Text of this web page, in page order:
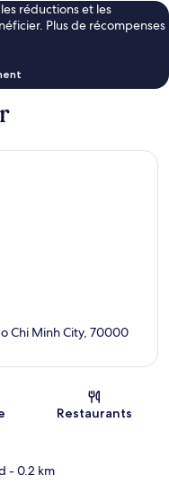
réductions et les
Plus de récompenses
Chi Minh City, 70000
Restaurants
- 0.2 km